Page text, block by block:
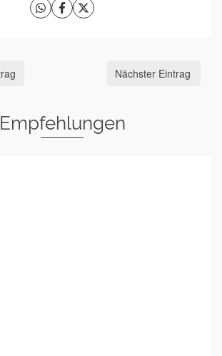
Nächster Eintrag
Empfehlungen